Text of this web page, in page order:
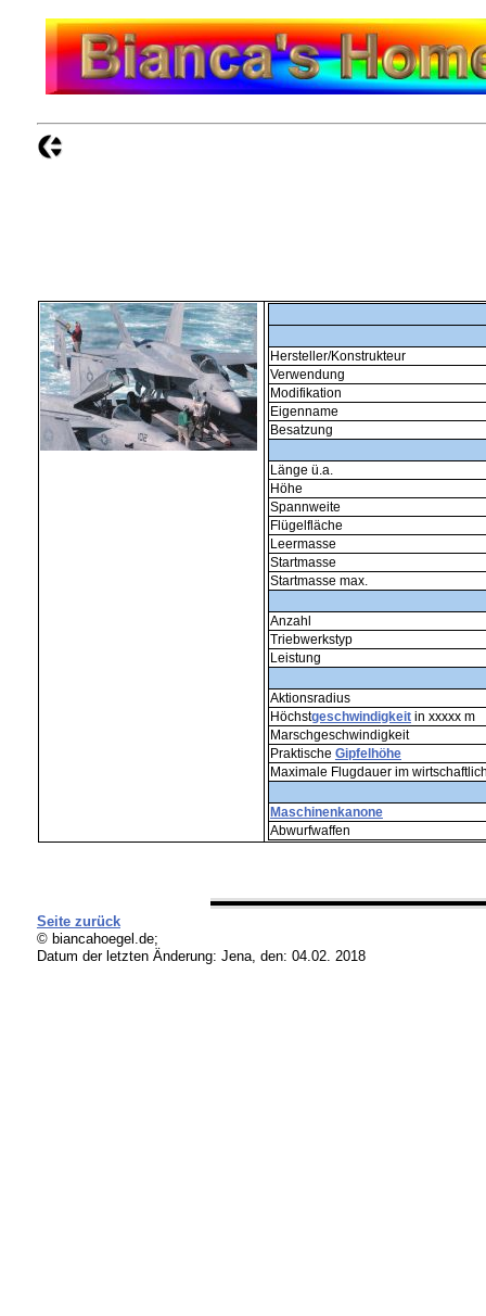
Hersteller/Konstrukteur
Verwendung
Modifikation
Eigenname
Besatzung
Länge ü.a.
Höhe
Spannweite
Flügelfläche
Leermasse
Startmasse
Startmasse max.
Anzahl
Triebwerkstyp
Leistung
Aktionsradius
Höchstgeschwindigkeitin xxxxx m
Marschgeschwindigkeit
Praktische Gipfelhöhe
Maximale Flugdauer im
Maschinenkanone
Abwurfwaffen
Seite zurück
© biancahoegel.de;
Datum der letzten Änderung: Jena, den: 04.02. 2018